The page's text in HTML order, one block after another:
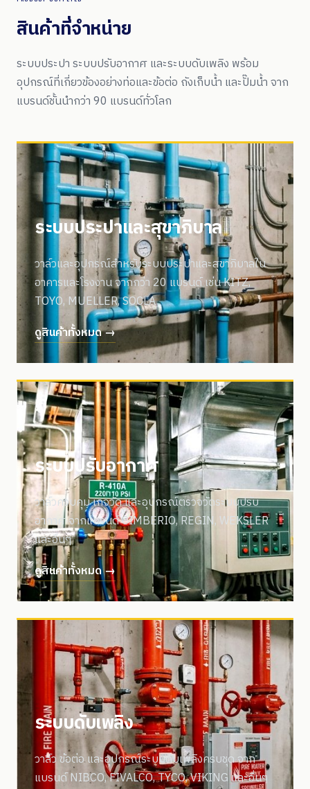
สินค้าที่จำหน่าย
ระบบประปา ระบบปรับอากาศ และระบบดับเพลิง พร้อม
อุปกรณ์ที่เกี่ยวข้องอย่างท่อและข้อต่อ ถังเก็บน้ำ และปั๊มน้ำ จาก
แบรนด์ชั้นนำกว่า 90 แบรนด์ทั่วโลก
ระบบประปาและสุขาภิบาล
วาล์วและอุปกรณ์สำหรับระบบประปาและสุขาภิบาลใน
อาคารและโรงงาน จากกว่า 20 แบรนด์ เช่น KITZ,
TOYO, MUELLER, SOCLA
ดูสินค้าทั้งหมด →
ระบบปรับอากาศ
วาล์วควบคุม เกจวัด และอุปกรณ์ตรวจวัดระบบปรับ
อากาศ จากแบรนด์ CIMBERIO, REGIN, WEKSLER
และอื่นๆ
ดูสินค้าทั้งหมด →
ระบบดับเพลิง
วาล์ว ข้อต่อ และอุปกรณ์ระบบดับเพลิงครบชุด จาก
แบรนด์ NIBCO, FIVALCO, TYCO, VIKING และอื่นๆ